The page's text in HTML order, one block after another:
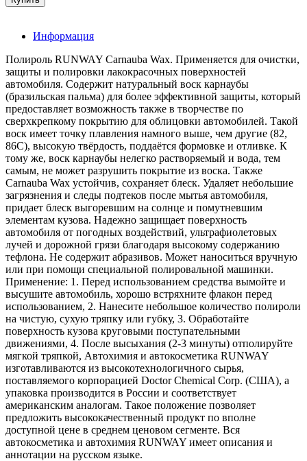
Информация
Полироль RUNWAY Carnauba Wax. Применяется для очистки,
защиты и полировки лакокрасочных поверхностей
автомобиля. Содержит натуральный воск карнаубы
(бразильская пальма) для более эффективной защиты, который
предоставляет возможность также в творчестве по
сверхкрепкому покрытию для облицовки автомобилей. Такой
воск имеет точку плавления намного выше, чем другие (82,
86С), высокую твёрдость, поддаётся формовке и отливке. К
тому же, воск карнаубы нелегко растворяемый и вода, тем
самым, не может разрушить покрытие из воска. Также
Carnauba Wax устойчив, сохраняет блеск. Удаляет небольшие
загрязнения и следы подтеков после мытья автомобиля,
придает блеск выгоревшим на солнце и помутневшим
элементам кузова. Надежно защищает поверхность
автомобиля от погодных воздействий, ультрафиолетовых
лучей и дорожной грязи благодаря высокому содержанию
тефлона. Не содержит абразивов. Может наноситься вручную
или при помощи специальной полировальной машинки.
Применение: 1. Перед использованием средства вымойте и
высушите автомобиль, хорошо встряхните флакон перед
использованием, 2. Нанесите небольшое количество полироли
на чистую, сухую тряпку или губку, 3. Обработайте
поверхность кузова круговыми поступательными
движениями, 4. После высыхания (2-3 минуты) отполируйте
мягкой тряпкой, Автохимия и автокосметика RUNWAY
изготавливаются из высокотехнологичного сырья,
поставляемого корпорацией Doctor Chemical Corp. (США), а
упаковка производится в России и соответствует
американским аналогам. Такое положение позволяет
предложить высококачественный продукт по вполне
доступной цене в среднем ценовом сегменте. Вся
автокосметика и автохимия RUNWAY имеет описания и
аннотации на русском языке.